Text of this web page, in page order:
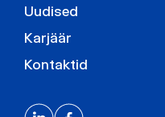
Uudised
Karjäär
Kontaktid